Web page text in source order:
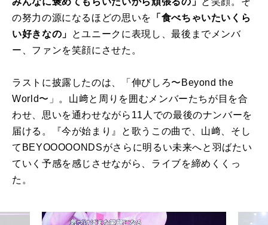
の努力の源になるほどの思いを
「食べちゃいたいくら
い好きなの」
とユニークに表現し、最後までメンバ
ー、ファンを笑顔にさせた。
ラストに披露したのは、「伸びしろ〜Beyond the
World〜」。山﨑と周りを囲むメンバーたちが目を合
わせ、思いを通わせながら11人での最後のナンバーを
届ける。『今が始まり』と歌うこの曲で、山﨑、そし
てBEYOOOOONDSがさらに明るい未来へと羽ばたい
ていく予感を感じさせながら、ライブを締めくくっ
た。